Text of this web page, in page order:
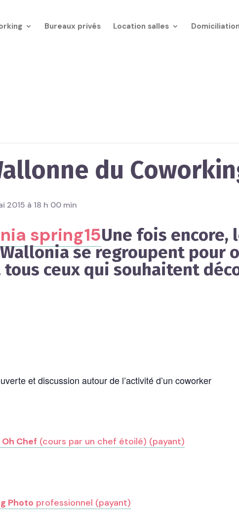
Bureaux privés Location salles
du
2015 à 18 h 00 min
Une fois encore,
se regroupent pour
tous ceux qui souhaitent
et discussion autour de l’activité d’un coworker
Oh Chef (cours par un chef étoilé) (payant)
Photo professionnel (payant)